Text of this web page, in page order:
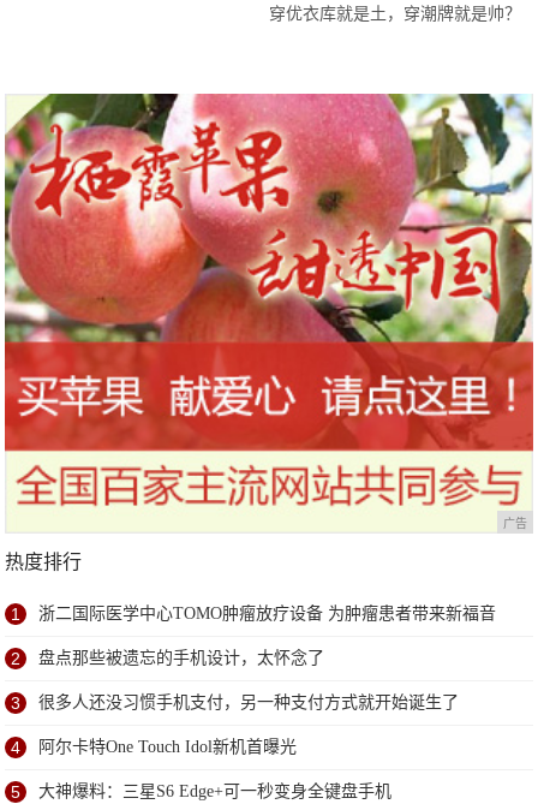
穿优衣库就是土，穿潮牌就是帅？
广告
热度排行
1 浙二国际医学中心TOMO肿瘤放疗设备 为肿瘤患者带来新福音
2 盘点那些被遗忘的手机设计，太怀念了
3 很多人还没习惯手机支付，另一种支付方式就开始诞生了
4 阿尔卡特One Touch Idol新机首曝光
5 大神爆料：三星S6 Edge+可一秒变身全键盘手机